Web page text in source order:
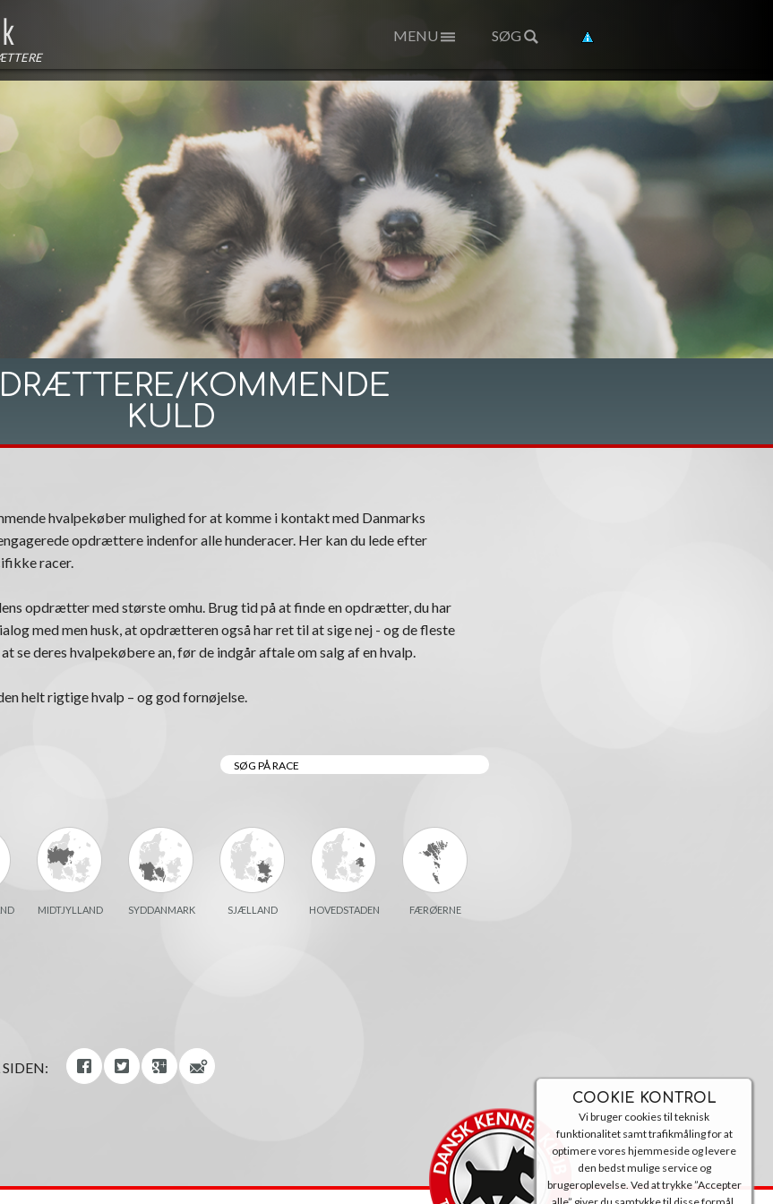
SØG
MENU
COOKIE KONTROL
Vi bruger cookies til teknisk
funktionalitet samt trafikmåling for at
optimere vores hjemmeside og levere
den bedst mulige service og
brugeroplevelse. Ved at trykke ”Accepter
KOMMENDE
KULD
hvalpekøber mulighed for at komme i kontakt med Danmarks
opdrættere indenfor alle hunderacer. Her kan du lede efter
racer.
opdrætter med største omhu. Brug tid på at finde en opdrætter, du har
med men husk, at opdrætteren også har ret til at sige nej - og de fleste
se deres hvalpekøbere an, før de indgår aftale om salg af en hvalp.
helt rigtige hvalp – og god fornøjelse.
MIDTJYLLAND SYDDANMARK SJÆLLAND HOVEDSTADEN FÆRØERNE
SIDEN: